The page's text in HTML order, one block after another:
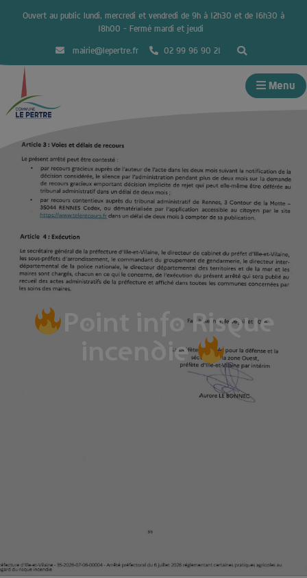
Ouvert au public lundi, mercredi et vendredi de 9h à 12h30 et de 16h30 à
18h00 – Fermé mardi et jeudi
mairie@lepertre.fr 02 99 96 90 21
Menu
Point info Risque
incendie